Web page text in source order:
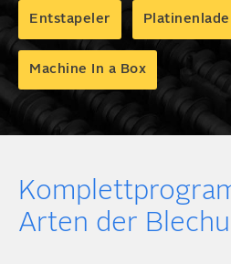
Entstapeler
Machine In a Box
Arten der